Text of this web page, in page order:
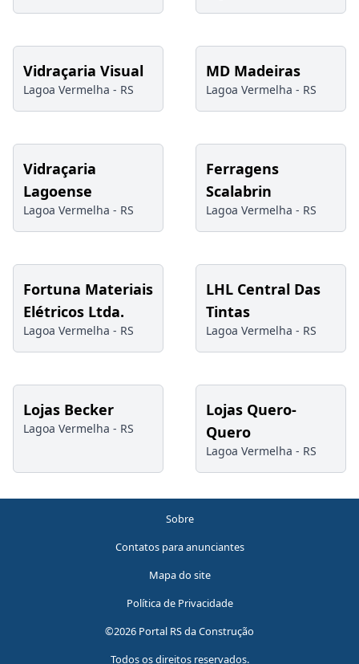
Vidraçaria Visual
Lagoa Vermelha - RS
MD Madeiras
Lagoa Vermelha - RS
Vidraçaria
Lagoense
Lagoa Vermelha - RS
Ferragens
Scalabrin
Lagoa Vermelha - RS
Fortuna Materiais
Elétricos Ltda.
Lagoa Vermelha - RS
LHL Central Das
Tintas
Lagoa Vermelha - RS
Lojas Becker
Lagoa Vermelha - RS
Lojas Quero-
Quero
Lagoa Vermelha - RS
Sobre
Contatos para anunciantes
Mapa do site
Política de Privacidade
©2026 Portal RS da Construção
Todos os direitos reservados.